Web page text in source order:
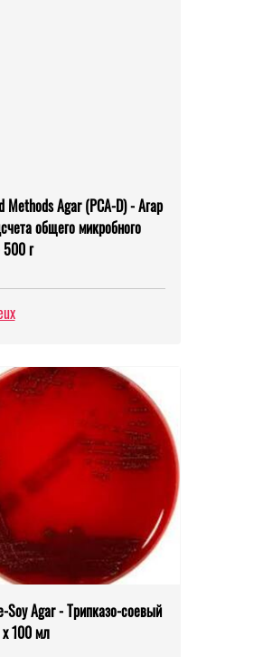
Methods Agar (PCA-D) - Агар
общего микробного
г
Soy Agar - Трипказо-соевый
100 мл